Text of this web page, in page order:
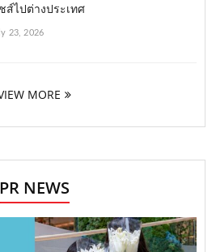
ส์ไปต่างประเทศ
23, 2026
MORE
PR NEWS